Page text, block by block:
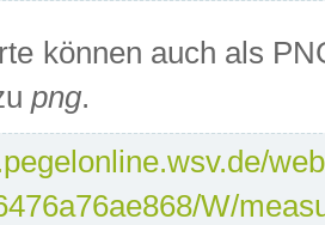
können auch als
png.
W/